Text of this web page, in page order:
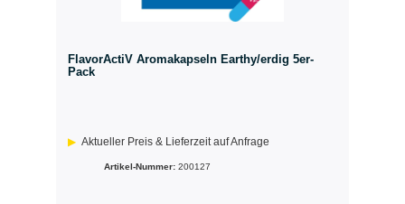
FlavorActiV Aromakapseln Earthy/erdig 5er-
Pack
Aktueller Preis & Lieferzeit auf Anfrage
Artikel-Nummer: 200127